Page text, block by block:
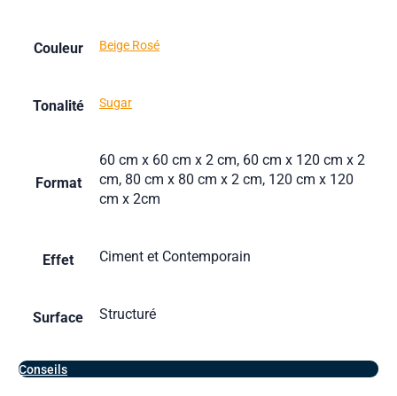
Couleur Beige Rosé
Tonalité Sugar
Format
60 cm x 60 cm x 2 cm, 60 cm x 120 cm x 2
cm, 80 cm x 80 cm x 2 cm, 120 cm x 120
cm x 2cm
Effet Ciment et Contemporain
Surface Structuré
Conseils